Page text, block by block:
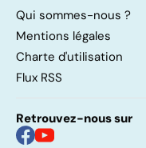
Qui sommes-nous ?
Mentions légales
Charte d'utilisation
Flux RSS
Retrouvez-nous sur